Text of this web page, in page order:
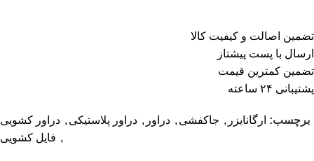
تضمین اصالت و کیفیت کالا
ارسال با پست پیشتاز
تضمین کمترین قیمت
پشتیبانی ۲۴ ساعته
برچسب: ارگانایزر , جاکفشی , دراور , دراور پلاستیکی , دراور کشویی
, فایل کشویی